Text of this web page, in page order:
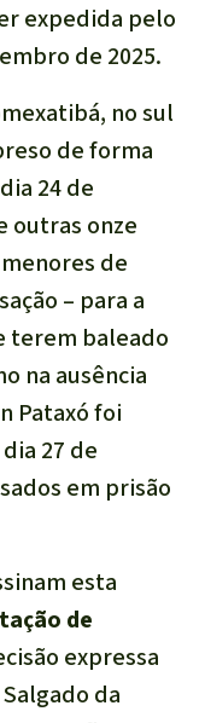
expedida pelo
de 2025.
no sul
de forma
24 de
outras onze
de
– para a
terem baleado
na ausência
Pataxó foi
27 de
em prisão
esta
de
expressa
da